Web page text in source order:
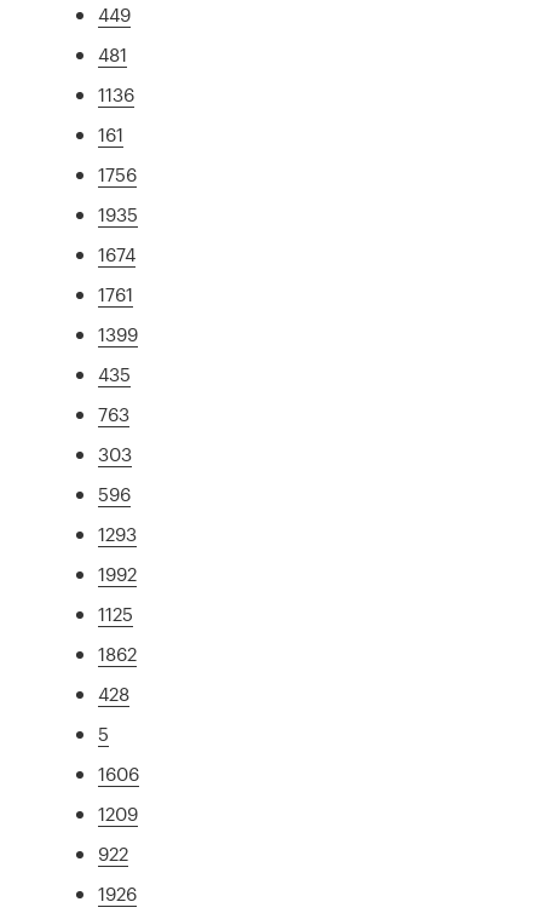
449
481
1136
161
1756
1935
1674
1761
1399
435
763
303
596
1293
1992
1125
1862
428
5
1606
1209
922
1926